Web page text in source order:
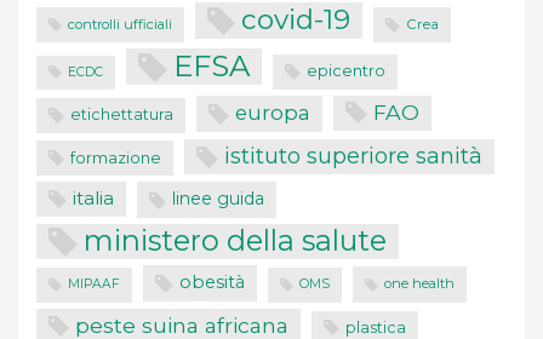
controlli ufficiali covid-19 Crea
ECDC EFSA epicentro
etichettatura europa FAO
formazione istituto superiore sanità
italia linee guida
ministero della salute
MIPAAF obesità OMS one health
peste suina africana plastica